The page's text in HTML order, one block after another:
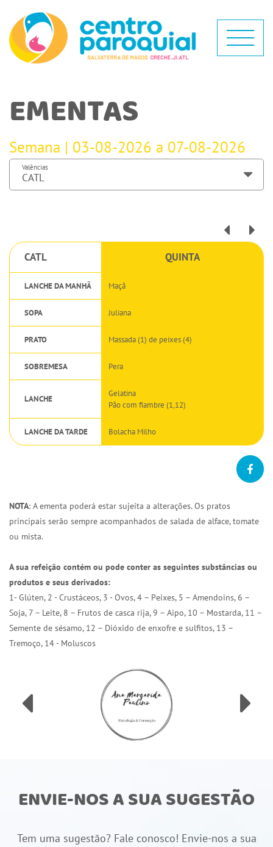
EMENTAS
Semana | 03-08-2026 a 07-08-2026
Valências
CATL QUINTA
LANCHE DA MANHÃ Maçã
SOPA Juliana
PRATO Massada (1) de peixes (4)
SOBREMESA Pera
LANCHE
Gelatina
Pão com fiambre (1,12)
LANCHE DA TARDE Bolacha Milho
NOTA: A ementa poderá estar sujeita a alterações. Os pratos
principais serão sempre acompanhados de salada de alface, tomate
ou mista.
A sua refeição contém ou pode conter as seguintes substâncias ou
produtos e seus derivados:
1- Glúten, 2 - Crustáceos, 3 - Ovos, 4 – Peixes, 5 – Amendoins, 6 –
Soja, 7 – Leite, 8 – Frutos de casca rija, 9 – Aipo, 10 – Mostarda, 11 –
Semente de sésamo, 12 – Dióxido de enxofre e sulfitos, 13 –
Tremoço, 14 - Moluscos
ENVIE-NOS A SUA SUGESTÃO
Tem uma sugestão? Fale conosco! Envie-nos a sua